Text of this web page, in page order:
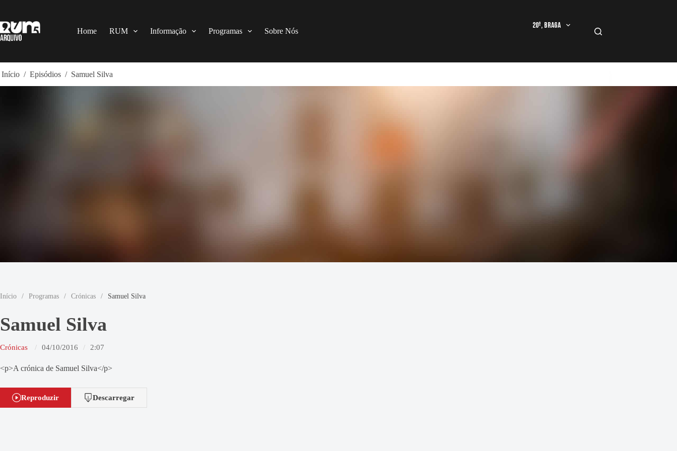
o
conteúdo
Home RUM Informação Programas Sobre Nós
20º, Braga
Início / Episódios / Samuel Silva
Início / Programas / Crónicas / Samuel Silva
Samuel Silva
Crónicas 04/10/2016 2:07
<p>A crónica de Samuel Silva</p>
Reproduzir Descarregar